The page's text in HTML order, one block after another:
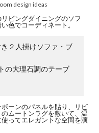
design ideas
ビングダイニングのソフ
色でコーディネート。
２人掛けソファ・ブ
の大理石調のテーブ
ーンのパネルを貼り、リビ
ムートンラグを敷いて、温
ってエレガントな空間を演